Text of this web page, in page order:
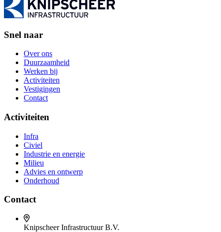
Snel naar
Over ons
Duurzaamheid
Werken bij
Activiteiten
Vestigingen
Contact
Activiteiten
Infra
Civiel
Industrie en energie
Milieu
Advies en ontwerp
Onderhoud
Contact
Knipscheer Infrastructuur B.V.